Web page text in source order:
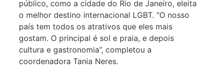
público, como a cidade do Rio de Janeiro, eleita
o melhor destino internacional LGBT. “O nosso
país tem todos os atrativos que eles mais
gostam. O principal é sol e praia, e depois
cultura e gastronomia”, completou a
coordenadora Tania Neres.